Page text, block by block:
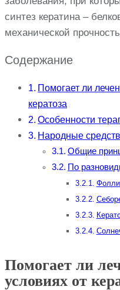
синтез кератина –
механической
Содержание
Помогает ли
кератоза
Особенности
Народные
Общие
По
Помогает ли
условиях от